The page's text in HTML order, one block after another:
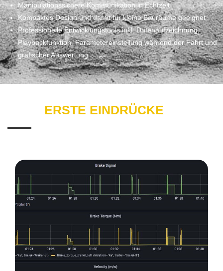
Manipulationssichere Kommunikation in Echtzeit
Kompaktes Design und damit für kleine Bauräume geeignet
Professionelle Entwicklungstools inkl. Datenaufzeichnung,
Playbackfunktion, Parametereinstellung während der Fahrt und
grafischer Auswertung
ERSTE EINDRÜCKE